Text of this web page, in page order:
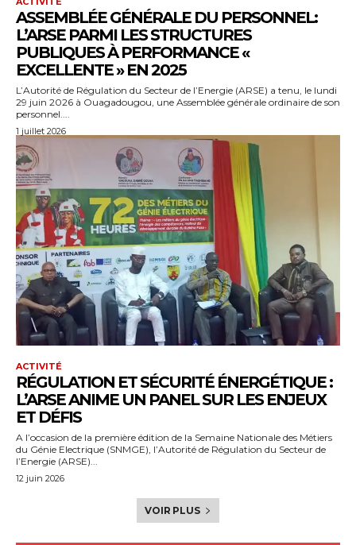
ASSEMBLÉE GÉNÉRALE DU PERSONNEL:
L’ARSE PARMI LES STRUCTURES
PUBLIQUES À PERFORMANCE «
EXCELLENTE » EN 2025
L’Autorité de Régulation du Secteur de l’Energie (ARSE) a tenu, le lundi
29 juin 2026 à Ouagadougou, une Assemblée générale ordinaire de son
personnel....
1 juillet 2026
ACTIVITÉ
RÉGULATION ET SÉCURITÉ ÉNERGÉTIQUE :
L’ARSE ANIME UN PANEL SUR LES ENJEUX
ET DÉFIS
A l’occasion de la première édition de la Semaine Nationale des Métiers
du Génie Electrique (SNMGE), l’Autorité de Régulation du Secteur de
l’Energie (ARSE)...
12 juin 2026
VOIR PLUS